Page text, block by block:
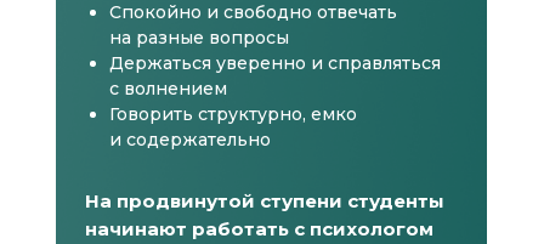
Спокойно и свободно отвечать
на разные вопросы
Держаться уверенно и справляться
с волнением
Говорить структурно, емко
и содержательно
На продвинутой ступени студенты
начинают работать с психологом